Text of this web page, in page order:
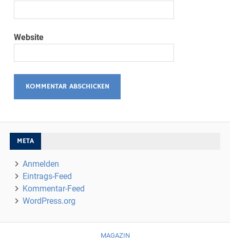
Website
META
Anmelden
Eintrags-Feed
Kommentar-Feed
WordPress.org
MAGAZIN